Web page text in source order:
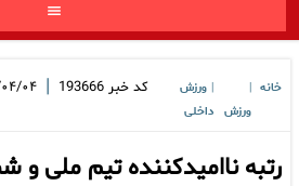
خانه
ورزش
ورزش
داخلی
کد خبر 193666
| ۱۴۰۵/
رتبه ناامیدکننده تیم ملی و